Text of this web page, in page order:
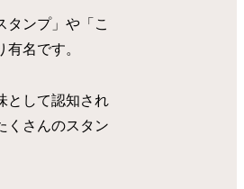
タンプ」や「こ
名です。
として認知され
くさんのスタン